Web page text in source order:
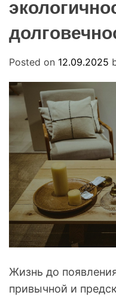
Posted on 12.09.2025
Жизнь до
привычной и